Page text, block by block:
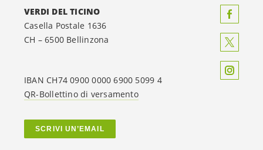
VERDI DEL TICINO
Casella Postale 1636
CH – 6500 Bellinzona
IBAN CH74 0900 0000 6900 5099 4
QR-Bollettino di versamento
SCRIVI UN’EMAIL